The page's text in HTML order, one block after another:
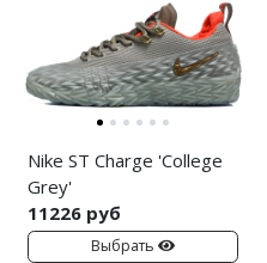
Nike ST Charge 'College
Grey'
11226 руб
Выбрать